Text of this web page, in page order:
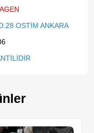
OSTİM ANKARA